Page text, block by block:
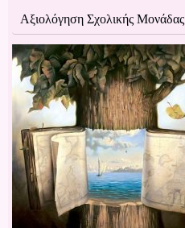
Αξιολόγηση Σχολικής Μονάδας